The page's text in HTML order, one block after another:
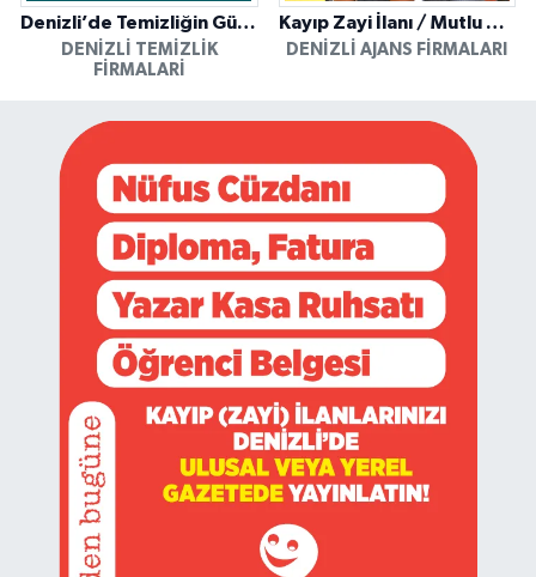
Denizli’de Temizliğin Güvenilir Adresi: Özkan Yerinde Yıkama
DENIZLI TEMIZLIK
FIRMALARI
Kayıp Zayi İlanı / Mutlu Ajans / Denizli
DENIZLI AJANS FIRMALARI